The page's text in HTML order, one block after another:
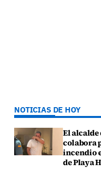
NOTICIAS DE HOY
El
colabora
incendio
de Playa